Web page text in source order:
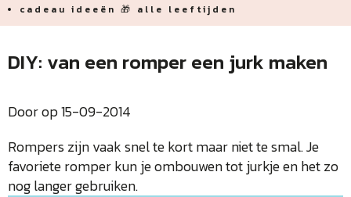
cadeau ideeën 🎁 alle leeftijden
DIY: van een romper een jurk maken
Door op 15-09-2014
Rompers zijn vaak snel te kort maar niet te smal. Je
favoriete romper kun je ombouwen tot jurkje en het zo
nog langer gebruiken.